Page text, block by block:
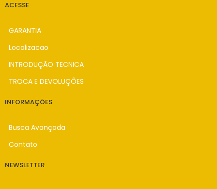
ACESSE
GARANTIA
Localizacao
INTRODUÇÃO TECNICA
TROCA E DEVOLUÇÕES
INFORMAÇÕES
Busca Avançada
Contato
NEWSLETTER